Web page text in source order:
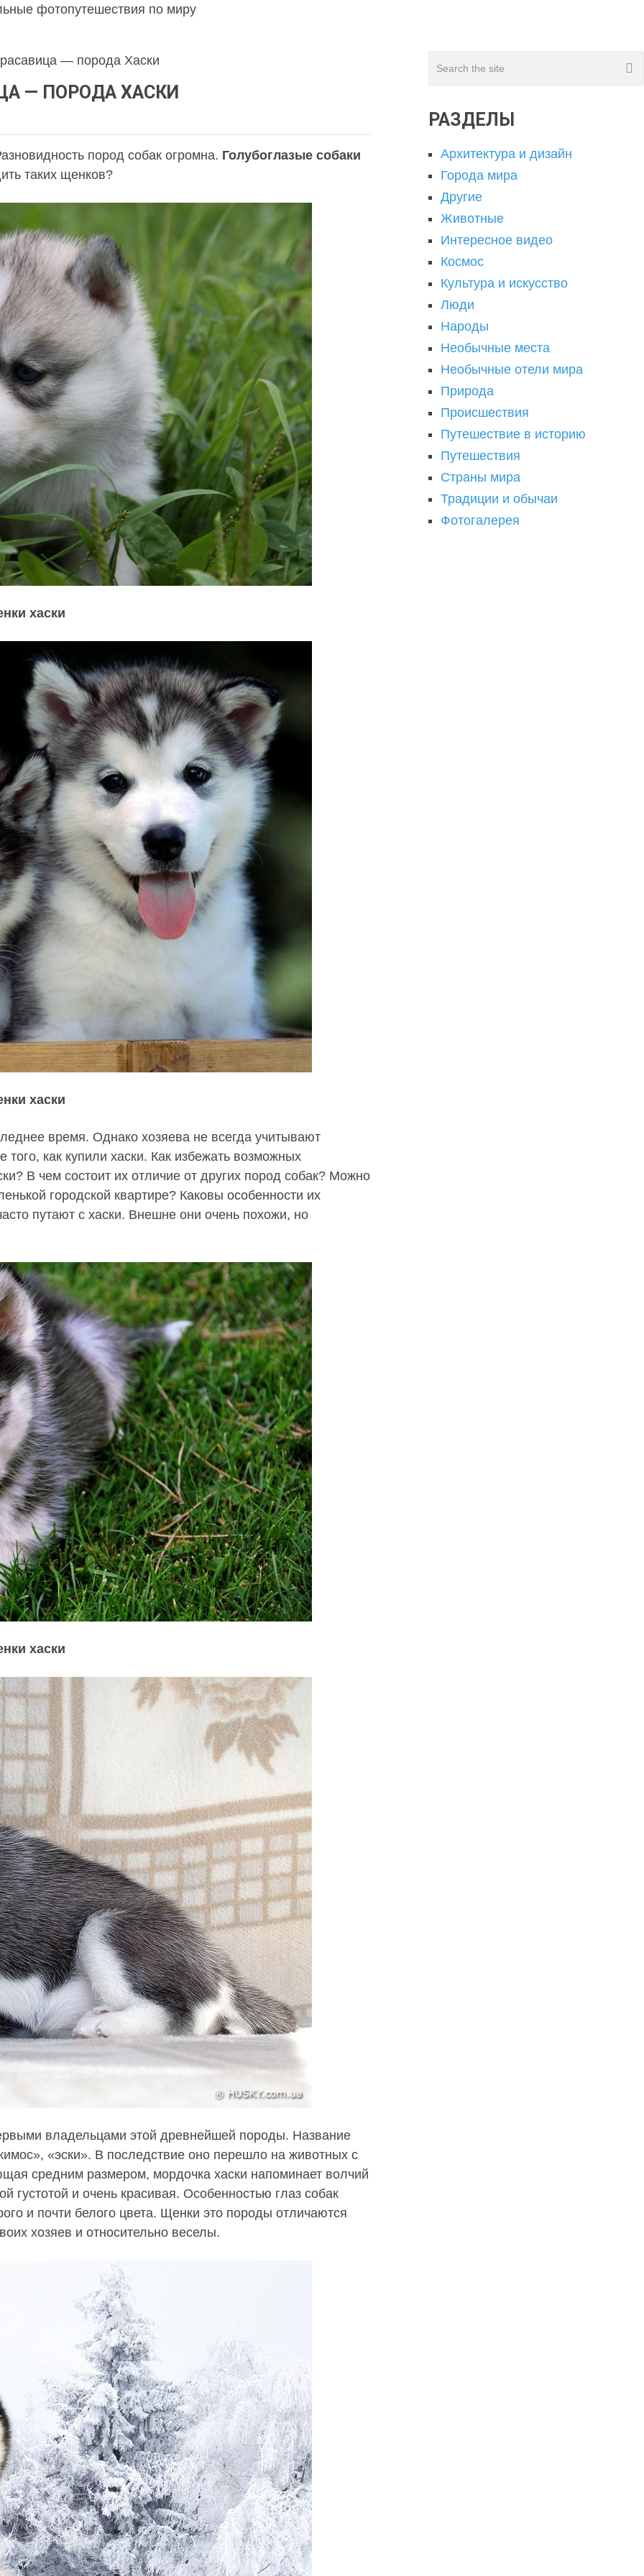
фотопутешествия по миру
— порода Хаски
— ПОРОДА ХАСКИ
пород собак огромна. Голубоглазые собаки
таких щенков?
хаски
хаски
время. Однако хозяева не всегда учитывают
того, как купили хаски. Как избежать возможных
В чем состоит их отличие от других пород собак? Можно
городской квартире? Каковы особенности их
путают с хаски. Внешне они очень похожи, но
хаски
владельцами этой древнейшей породы. Название
«эски». В последствие оно перешло на животных с
средним размером, мордочка хаски напоминает волчий
густотой и очень красивая. Особенностью глаз собак
и почти белого цвета. Щенки это породы отличаются
хозяев и относительно веселы.
РАЗДЕЛЫ
Архитектура и дизайн
Города мира
Другие
Животные
Интересное видео
Космос
Культура и искусство
Люди
Народы
Необычные места
Необычные отели мира
Природа
Происшествия
Путешествие в историю
Путешествия
Страны мира
Традиции и обычаи
Фотогалерея